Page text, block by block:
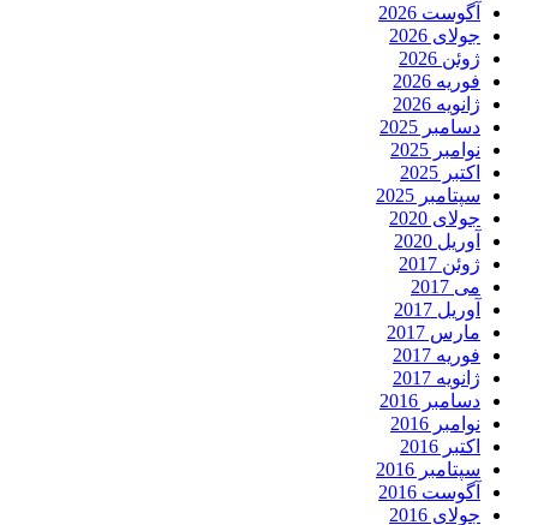
آگوست 2026
جولای 2026
ژوئن 2026
فوریه 2026
ژانویه 2026
دسامبر 2025
نوامبر 2025
اکتبر 2025
سپتامبر 2025
جولای 2020
آوریل 2020
ژوئن 2017
می 2017
آوریل 2017
مارس 2017
فوریه 2017
ژانویه 2017
دسامبر 2016
نوامبر 2016
اکتبر 2016
سپتامبر 2016
آگوست 2016
جولای 2016